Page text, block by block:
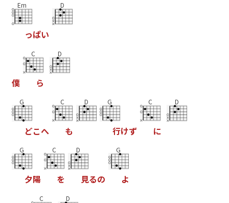
Em
っぱい
D
僕
C
ら
D
G
どこへ
C
も
D G
行けず
C
に
D
G
夕陽
C
を
D
見るの
G
よ
C D